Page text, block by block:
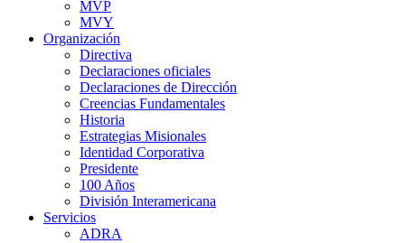
MVP
MVY
Organización
Directiva
Declaraciones oficiales
Declaraciones de Dirección
Creencias Fundamentales
Historia
Estrategias Misionales
Identidad Corporativa
Presidente
100 Años
División Interamericana
Servicios
ADRA